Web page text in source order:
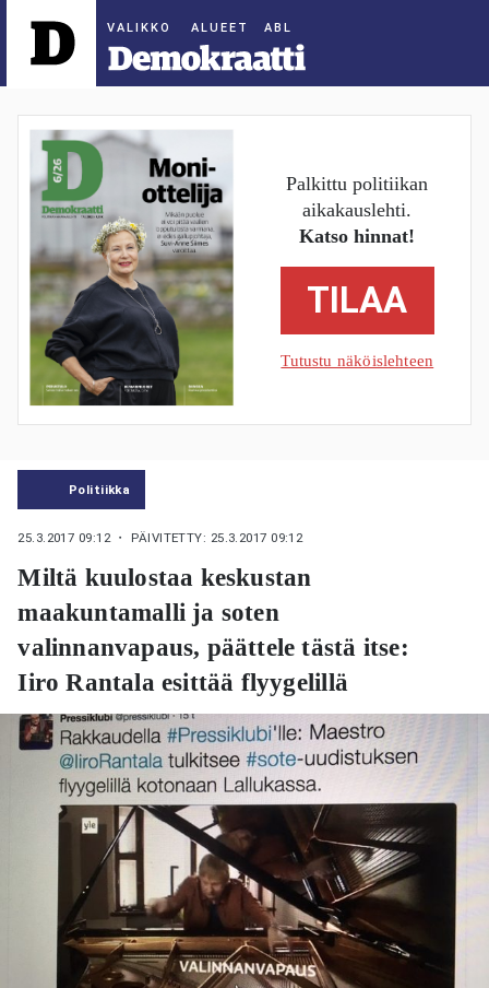
ALUEET
Palkittu politiikan
aikakauslehti.
Katso hinnat!
TILAA
Tutustu näköislehteen
Politiikka
25.3.2017 09:12 ・ PÄIVITETTY: 25.3.2017 09:12
Miltä kuulostaa keskustan
maakuntamalli ja soten
valinnanvapaus, päättele tästä itse:
Iiro Rantala esittää flyygelillä